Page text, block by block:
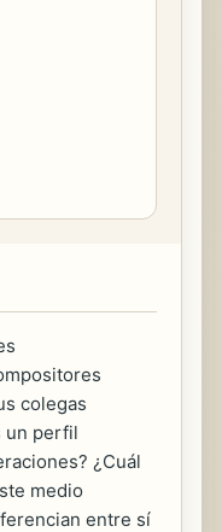
colegas
un perfil
¿Cuál
medio
entre sí